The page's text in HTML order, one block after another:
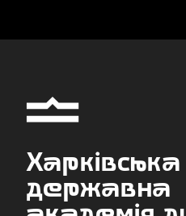
Харківська
державна